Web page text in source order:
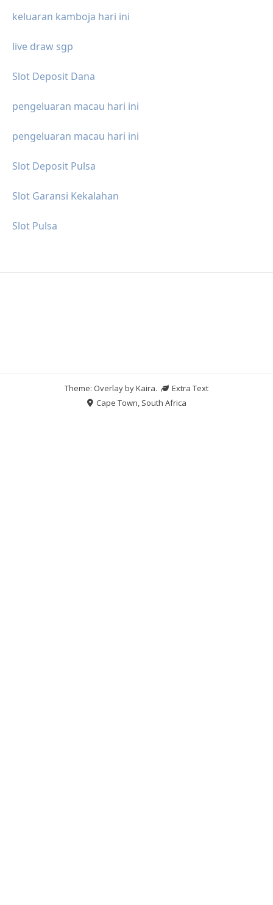
keluaran kamboja hari ini
live draw sgp
Slot Deposit Dana
pengeluaran macau hari ini
pengeluaran macau hari ini
Slot Deposit Pulsa
Slot Garansi Kekalahan
Slot Pulsa
Theme: Overlay byKaira.
Extra Text
Cape Town, South Africa